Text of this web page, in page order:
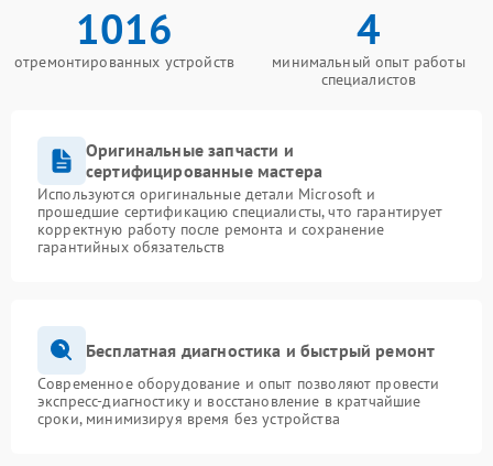
1016
отремонтированных устройств
4
минимальный опыт работы
специалистов
Оригинальные запчасти и
сертифицированные мастера
Используются оригинальные детали Microsoft и
прошедшие сертификацию специалисты, что гарантирует
корректную работу после ремонта и сохранение
гарантийных обязательств
Бесплатная диагностика и быстрый ремонт
Современное оборудование и опыт позволяют провести
экспресс-диагностику и восстановление в кратчайшие
сроки, минимизируя время без устройства